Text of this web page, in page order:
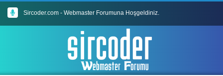
Sircoder.com Webmaster Forumu Kuralları
Sircoder.com - Webmaster Forumuna Hoşgeldiniz.